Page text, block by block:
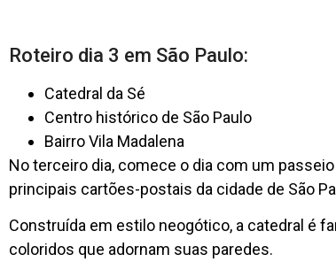
Roteiro dia 3 em São Paulo:
Catedral da Sé
Centro histórico de São Paulo
Bairro Vila Madalena
No terceiro dia, comece o dia com um
principais cartões-postais da cidade de São
Construída em estilo neogótico, a catedral é
coloridos que adornam suas paredes.